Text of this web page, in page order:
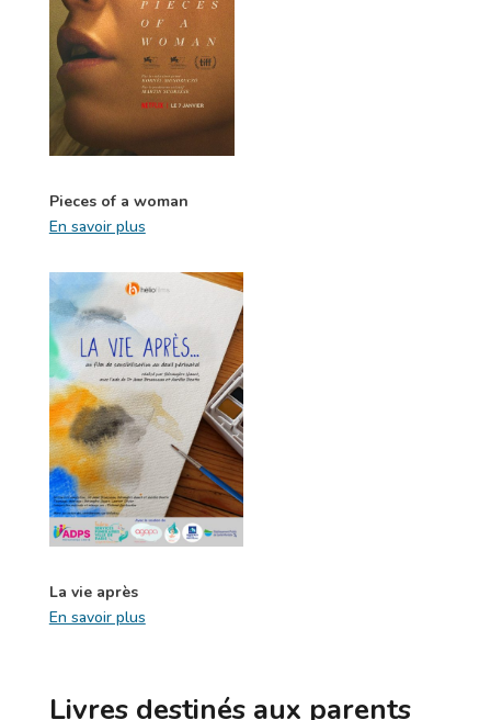
Pieces of a woman
En savoir plus
La vie après
En savoir plus
Livres destinés aux parents